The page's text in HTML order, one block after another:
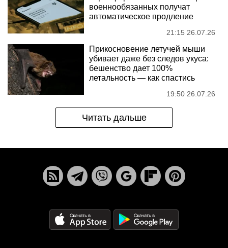
военнообязанных получат
автоматическое продление
21:15 26.07.26
Прикосновение летучей мыши
убивает даже без следов укуса:
бешенство дает 100%
летальность — как спастись
19:50 26.07.26
Читать дальше